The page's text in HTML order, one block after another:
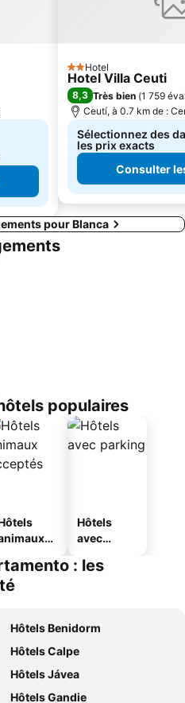
2 Étoiles
Hotel
Hotel Villa Ceuti
8,3 Très bien (1 759
Ceutí, à 0.7 km de :
Sélectionnez des
les prix exacts
Consulter
pour Blanca
populaires
Hôtels
avec
: les
Hôtels Benidorm
Hôtels Calpe
Hôtels Jávea
Hôtels Gandie